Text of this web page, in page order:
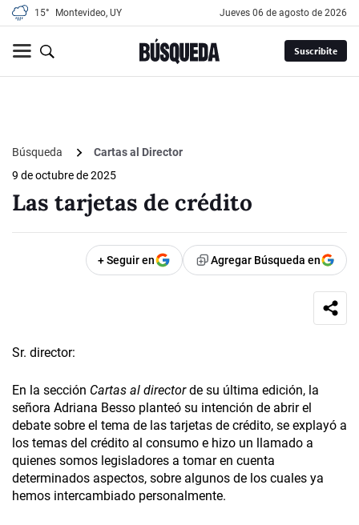
15° Montevideo, UY jueves 06 de agosto de 2026
Suscribite
Búsqueda
Cartas al Director
9 de octubre de 2025
Las tarjetas de crédito
+ Seguir en Agregar Búsqueda en
Sr. director:
En la sección Cartas al directorde su última edición, la
señora Adriana Besso planteó su intención de abrir el
debate sobre el tema de las tarjetas de crédito, se explayó a
los temas del crédito al consumo e hizo un llamado a
quienes somos legisladores a tomar en cuenta
determinados aspectos, sobre algunos de los cuales ya
hemos intercambiado personalmente.